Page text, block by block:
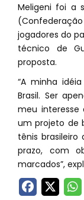
Meligeni foi a
jogadores do
técnico de
proposta.
“A minha
Brasil. Ser
meu
um projeto de
tênis brasileiro
prazo, com
marcados”,